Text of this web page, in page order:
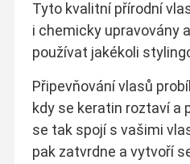
Tyto kvalitní přírodní
i chemicky upravovány
používat jakékoli
Připevňování vlasů
kdy se keratin roztaví a
se tak spojí s vašimi
pak zatvrdne a vytvoří